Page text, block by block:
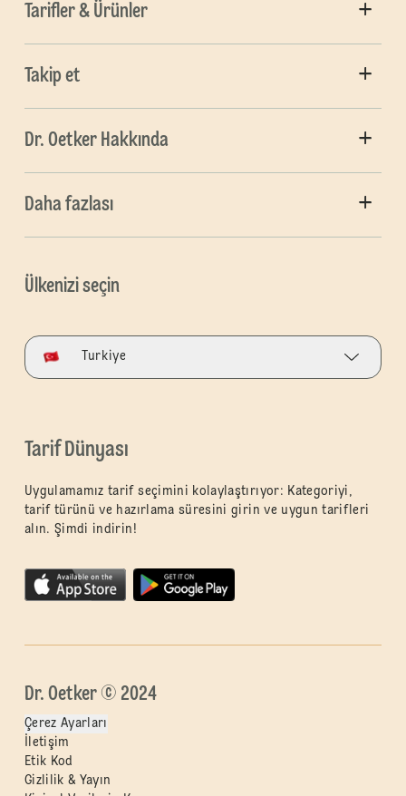
Tarifler & Ürünler
Takip et
Dr. Oetker Hakkında
Daha fazlası
Ülkenizi seçin
Turkiye
Tarif Dünyası
Uygulamamız tarif seçimini kolaylaştırıyor: Kategoriyi,
tarif türünü ve hazırlama süresini girin ve uygun tarifleri
alın. Şimdi indirin!
Dr. Oetker © 2024
Çerez Ayarları
İletişim
Etik Kod
Gizlilik & Yayın